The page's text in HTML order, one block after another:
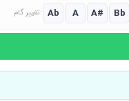
تغییر گام: Ab A A# Bb